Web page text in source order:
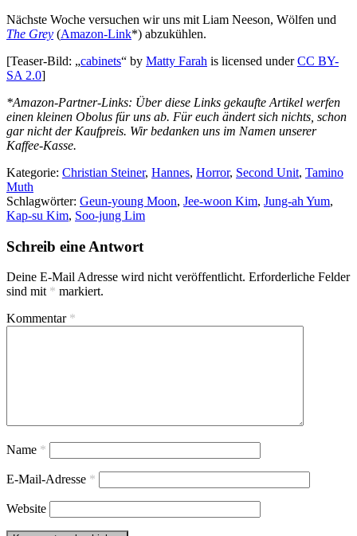
Nächste Woche versuchen wir uns mit Liam Neeson, Wölfen und
The Grey (Amazon-Link*) abzukühlen.
[Teaser-Bild: „cabinets“ by Matty Farah is licensed underCC BY-
SA 2.0]
*Amazon-Partner-Links: Über diese Links gekaufte Artikel werfen
einen kleinen Obolus für uns ab. Für euch ändert sich nichts, schon
gar nicht der Kaufpreis. Wir bedanken uns im Namen unserer
Kaffee-Kasse.
Kategorie: Christian Steiner, Hannes, Horror, Second Unit, Tamino
Muth
Schlagwörter: Geun-young Moon, Jee-woon Kim, Jung-ah Yum,
Kap-su Kim, Soo-jung Lim
Schreib eine Antwort
Deine E-Mail Adresse wird nicht veröffentlicht. Erforderliche Felder
sind mit * markiert.
Kommentar *
Name *
E-Mail-Adresse *
Website